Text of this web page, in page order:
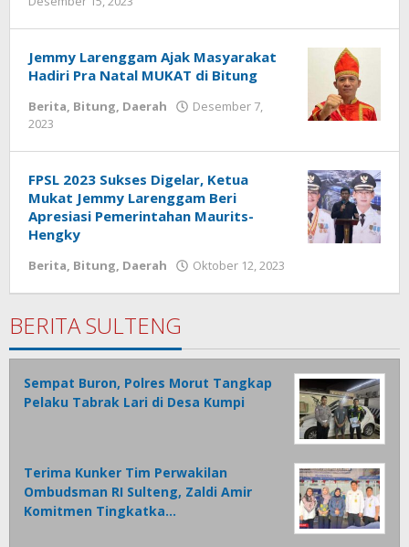
Jemmy Larenggam Ajak Masyarakat
Hadiri Pra Natal MUKAT di Bitung
Berita, Bitung, Daerah
Desember 7,
2023
FPSL 2023 Sukses Digelar, Ketua
Mukat Jemmy Larenggam Beri
Apresiasi Pemerintahan Maurits-
Hengky
Berita, Bitung, Daerah Oktober 12, 2023
BERITA SULTENG
Sempat Buron, Polres Morut Tangkap
Pelaku Tabrak Lari di Desa Kumpi
Terima Kunker Tim Perwakilan
Ombudsman RI Sulteng, Zaldi Amir
Komitmen Tingkatka…